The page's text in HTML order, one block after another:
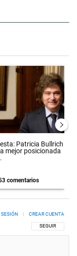
en los
de
de tendencia con el
Patricia Bullrich
mejor posicionada
comentarios
SIGA ESTA
SEGUIR
| CREAR CUENTA